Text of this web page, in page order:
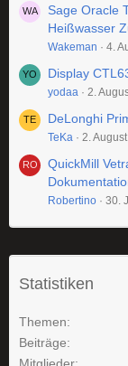
Sage Oracle
Heißwasser
Wakeman 4.
Display
yodaa 2.
DeLonghi
TeKa 2.
QuickMill
Robertino 30.
Statistiken
Themen
Beiträge